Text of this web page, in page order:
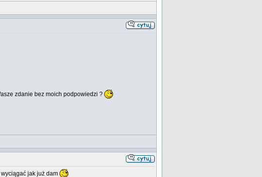
zdanie bez moich podpowiedzi ?
jak już dam